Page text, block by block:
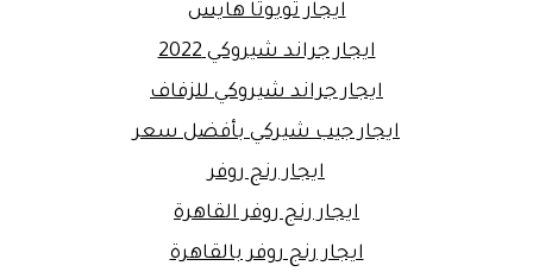
ايجار تويوتا هايس
ايجار جراند شيروكي 2022
ايجار جراند شيروكي للزفاف
ايجار جيب شيركي بأفضل سعر
ايجار رنج روفر
ايجار رنج روفر القاهرة
ايجار رنج روفر بالقاهرة